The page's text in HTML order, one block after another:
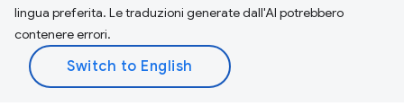
lingua preferita. Le traduzioni generate dall'AI potrebbero
contenere errori.